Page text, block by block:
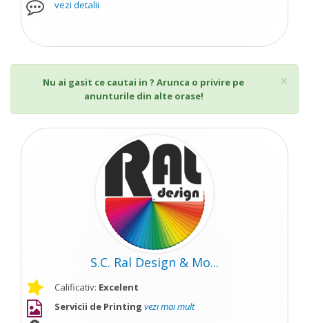
vezi detalii
×
Nu ai gasit ce cautai in ? Arunca o privire pe
anunturile din alte orase!
S.C. Ral Design & Mo...
Calificativ: Excelent
Servicii de Printing vezi mai mult